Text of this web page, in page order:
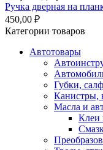
Ручка дверная на
450,00 ₽
Категории товаров
Автотовары
Губки,
Канистры,
Масла и
Клеи